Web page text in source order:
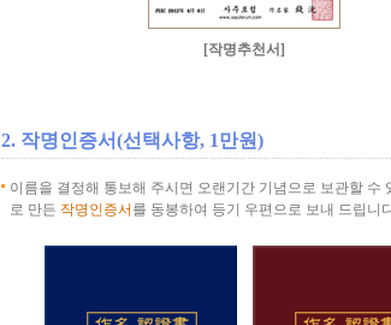
[작명추천서]
2. 작명인증서(선택사항, 1만원)
이름을 결정해 통보해 주시면 오랜기간 기념으로 보관할 수
로 만든 작명인증서 를 동봉하여 등기 우편으로 보내 드립니